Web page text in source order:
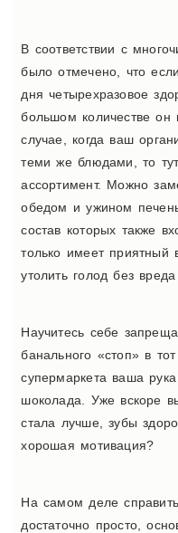
В соответствии с
было отмечено, что
дня четырехразовое
большом количестве он
случае, когда ваш
теми же блюдами, то
ассортимент. Можно
обедом и ужином
состав которых также
только имеет
утолить голод без
Научитесь себе
банального «стоп» в
супермаркета ваша
шоколада. Уже вскоре
стала лучше, зубы
хорошая мотивация?
На самом деле
достаточно просто,